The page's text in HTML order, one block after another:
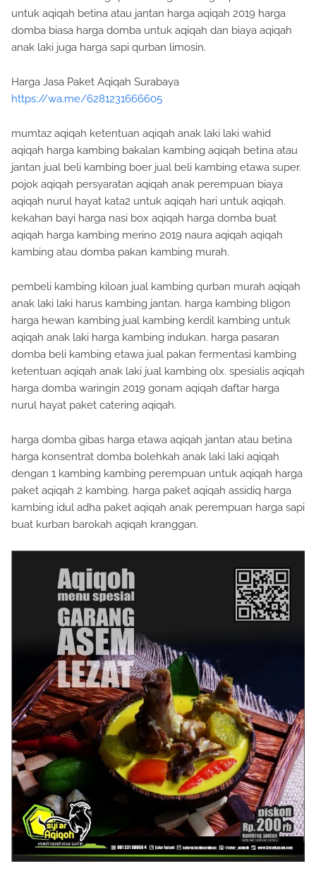
untuk aqiqah betina atau jantan harga aqiqah 2019 harga
domba biasa harga domba untuk aqiqah dan biaya aqiqah
anak laki juga harga sapi qurban limosin.
Harga Jasa Paket Aqiqah Surabaya
https://wa.me/6281231666605
mumtaz aqiqah ketentuan aqiqah anak laki laki wahid
aqiqah harga kambing bakalan kambing aqiqah betina atau
jantan jual beli kambing boer jual beli kambing etawa super.
pojok aqiqah persyaratan aqiqah anak perempuan biaya
aqiqah nurul hayat kata2 untuk aqiqah hari untuk aqiqah.
kekahan bayi harga nasi box aqiqah harga domba buat
aqiqah harga kambing merino 2019 naura aqiqah aqiqah
kambing atau domba pakan kambing murah.
pembeli kambing kiloan jual kambing qurban murah aqiqah
anak laki laki harus kambing jantan. harga kambing bligon
harga hewan kambing jual kambing kerdil kambing untuk
aqiqah anak laki harga kambing indukan. harga pasaran
domba beli kambing etawa jual pakan fermentasi kambing
ketentuan aqiqah anak laki jual kambing olx. spesialis aqiqah
harga domba waringin 2019 gonam aqiqah daftar harga
nurul hayat paket catering aqiqah.
harga domba gibas harga etawa aqiqah jantan atau betina
harga konsentrat domba bolehkah anak laki laki aqiqah
dengan 1 kambing kambing perempuan untuk aqiqah harga
paket aqiqah 2 kambing. harga paket aqiqah assidiq harga
kambing idul adha paket aqiqah anak perempuan harga sapi
buat kurban barokah aqiqah kranggan.